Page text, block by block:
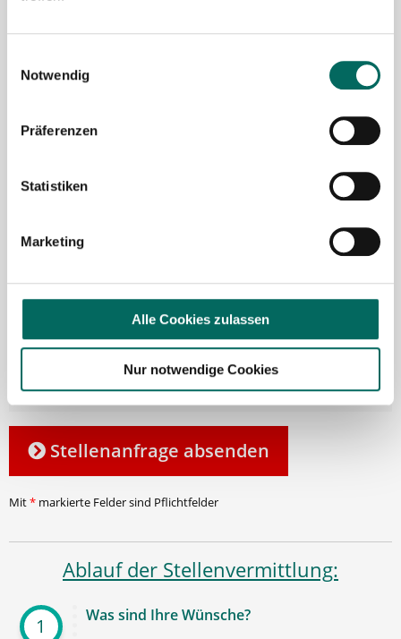
Notwendig
Präferenzen
Statistiken
Marketing
Alle Cookies zulassen
Nur notwendige Cookies
sowie denDatenschutzbestimmungen
der Deutscher
Apotheker Service, Talentzeit GmbH, 33611 Bielefeld. zu.
Ich möchte den Apotheken-Newsletter
Pharmazie- und Apothekenbranche
einverstanden, dass meine Interaktionen
damit passende und relevante
Informationen für mich bereitgestellt
werden können. Im Übrigen habe ich die
Datenschutzerklärunggelesen und bin mit
ihr einverstanden.
Stellenanfrage absenden
Mit* markierte Felder sind Pflichtfelder
Ablauf der Stellenvermittlung:
1 Was sind Ihre Wünsche?